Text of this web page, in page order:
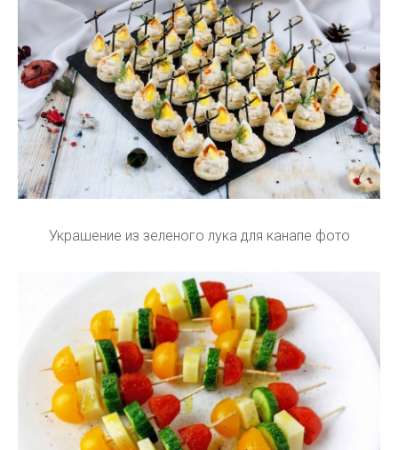
Украшение из зеленого лука для канапе фото